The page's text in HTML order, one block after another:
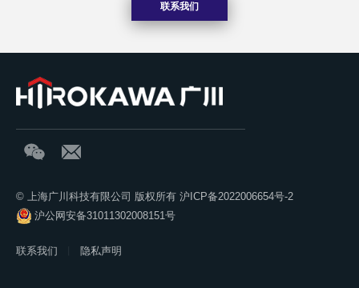
联系我们
© 上海广川科技有限公司 版权所有 沪ICP备2022006654号-2
沪公网安备31011302008151号
联系我们 隐私声明